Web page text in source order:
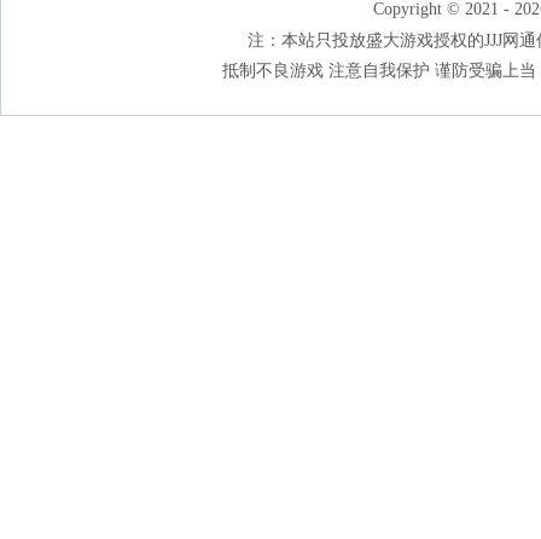
Copyright © 2021 -
注：本站只投放盛大游戏授权的JJJ网
抵制不良游戏 注意自我保护 谨防受骗上